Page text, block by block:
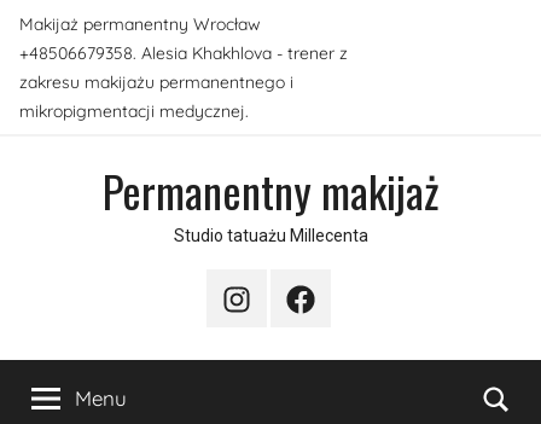
Przejdź
do
treści
Makijaż permanentny Wrocław
+48506679358. Alesia Khakhlova - trener z
zakresu makijażu permanentnego i
mikropigmentacji medycznej.
Permanentny makijaż
Studio tatuażu Millecenta
InstagramFacebook
Menu